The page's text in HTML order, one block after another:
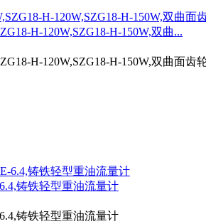
H-120W,SZG18-H-150W,双曲...
H-120W,SZG18-H-150W,双曲面齿
铸铁轻型重油流量计
铸铁轻型重油流量计